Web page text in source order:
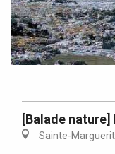
[Balade
Sainte-